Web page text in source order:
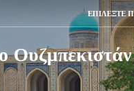
ΕΠΙΛΈΞΤΕ
Ουζμπεκιστάν